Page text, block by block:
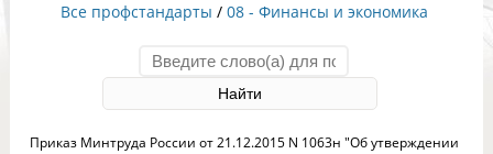
Все профстандарты / 08 - Финансы и экономика
Приказ Минтруда России от 21.12.2015 N 1063н "Об утверждении